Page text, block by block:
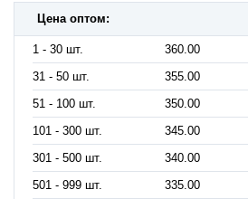
Цена оптом:
1 - 30 шт.
360.00
31 - 50 шт.
355.00
51 - 100 шт.
350.00
101 - 300 шт.
345.00
301 - 500 шт.
340.00
501 - 999 шт.
335.00